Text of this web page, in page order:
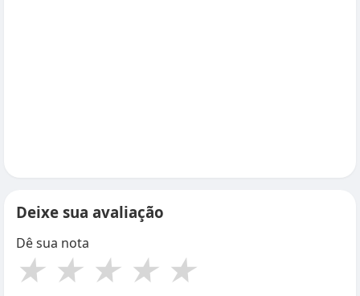
Deixe sua avaliação
Dê sua nota
★ ★ ★ ★ ★